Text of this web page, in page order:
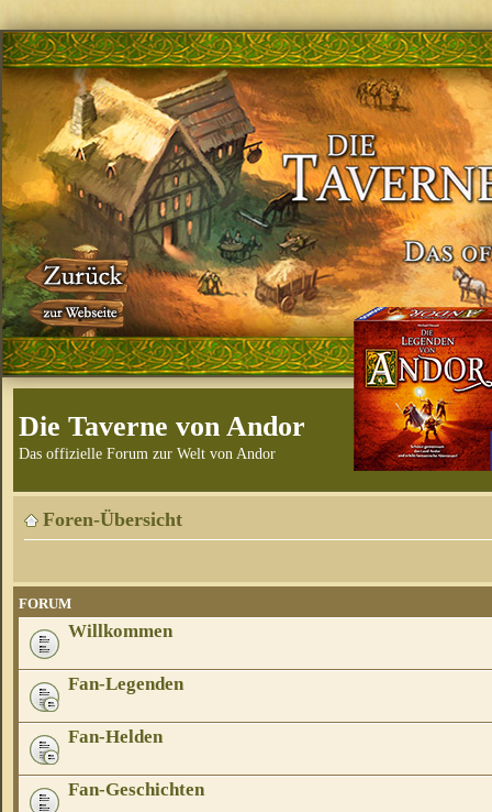
Die Taverne von Andor
Das offizielle Forum zur Welt von Andor
Foren-Übersicht
FORUM
Willkommen
Fan-Legenden
Fan-Helden
Fan-Geschichten